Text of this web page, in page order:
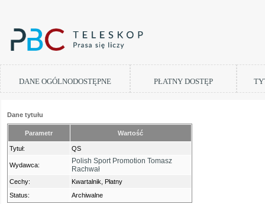
DANE OGÓLNODOSTĘPNE PŁATNY DOSTĘP
Dane tytułu
Parametr Wartość
Tytuł: QS
Wydawca:
Polish Sport Promotion Tomasz
Rachwał
Cechy:
Kwartalnik, Płatny
Status:
Archiwalne